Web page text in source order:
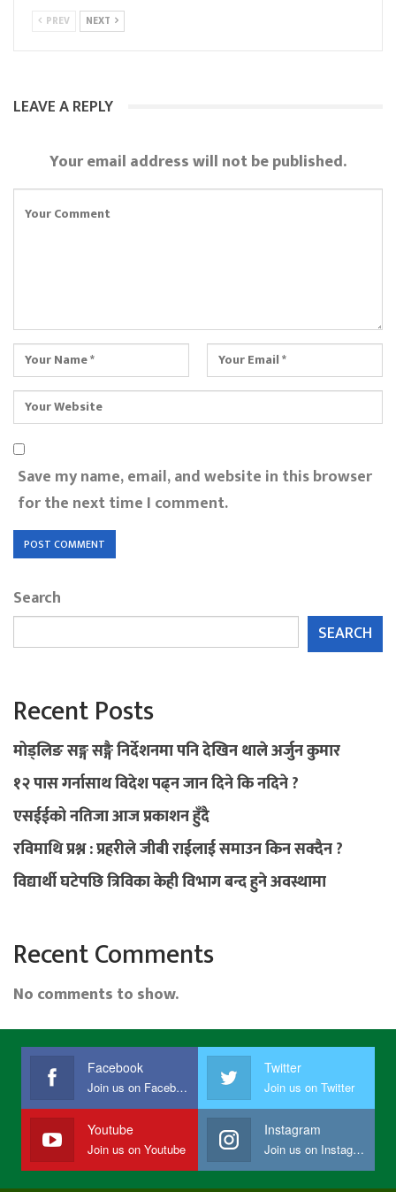
PREV NEXT
LEAVE A REPLY
Your email address will not be published.
Save my name, email, and website in this browser
for the next time I comment.
Search
SEARCH
Recent Posts
मोड्लिङ सङ्ग सङ्गै निर्देशनमा पनि देखिन थाले अर्जुन कुमार
१२ पास गर्नासाथ विदेश पढ्न जान दिने कि नदिने ?
एसईईको नतिजा आज प्रकाशन हुँदै
रविमाथि प्रश्न : प्रहरीले जीबी राईलाई समाउन किन सक्दैन ?
विद्यार्थी घटेपछि त्रिविका केही विभाग बन्द हुने अवस्थामा
Recent Comments
No comments to show.
Facebook
Join us on Facebook
Twitter
Join us on Twitter
Youtube
Join us on Youtube
Instagram
Join us on Instagram